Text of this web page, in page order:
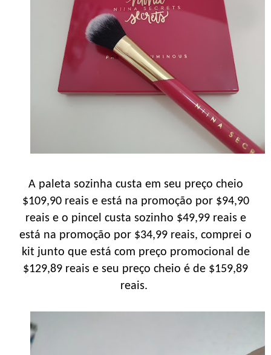
A paleta sozinha custa em seu preço cheio
$109,90 reais e está na promoção por $94,90
reais e o pincel custa sozinho $49,99 reais e
está na promoção por $34,99 reais, comprei o
kit junto que está com preço promocional de
$129,89 reais e seu preço cheio é de $159,89
reais.